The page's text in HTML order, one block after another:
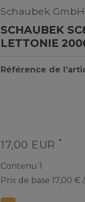
Schaubek GmbH
SCHAUBEK
LETTONIE
Référence de
17,00 EUR *
Contenu 1
Prix de base 17,00 €